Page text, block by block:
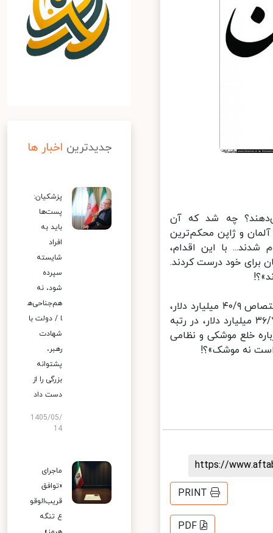
چه شد که آن
«اگر آلمان و ژاپن محکم‌ترین
با این اقدام،
برای خود درست کردند.
برخلاف این ادعا و طبق اعلام موسسه تحقیقات صلح استکهلم، آلمان با اختصاص ۴۰/۹ میلیارد دلار،
در رتبه هشتمین کشور دارای بیشترین بودجه نظامی و ژاپن با اختصاص ۳۶/۷ میلیارد دلار، در رتبه
چگونه در اوج تهدیدهای آمریکا و طرح «برجام ۲» درباره خلع موشکی و نظامی
نه موشک»؟!
https://
PRINT
PDF
جدیدترین اخبار ها
پزشکیان:
پست‌ها
باید به
افراد
شایسته
سپرده
شود، نه
هم‌جناحی‌ه
ا / دولت با
شهادت
رهبر،
پشتوانه
بزرگی را از
دست داد
1405/05/
14
ماجرای
«توافق
قریب‌الوقو
ع تنگه